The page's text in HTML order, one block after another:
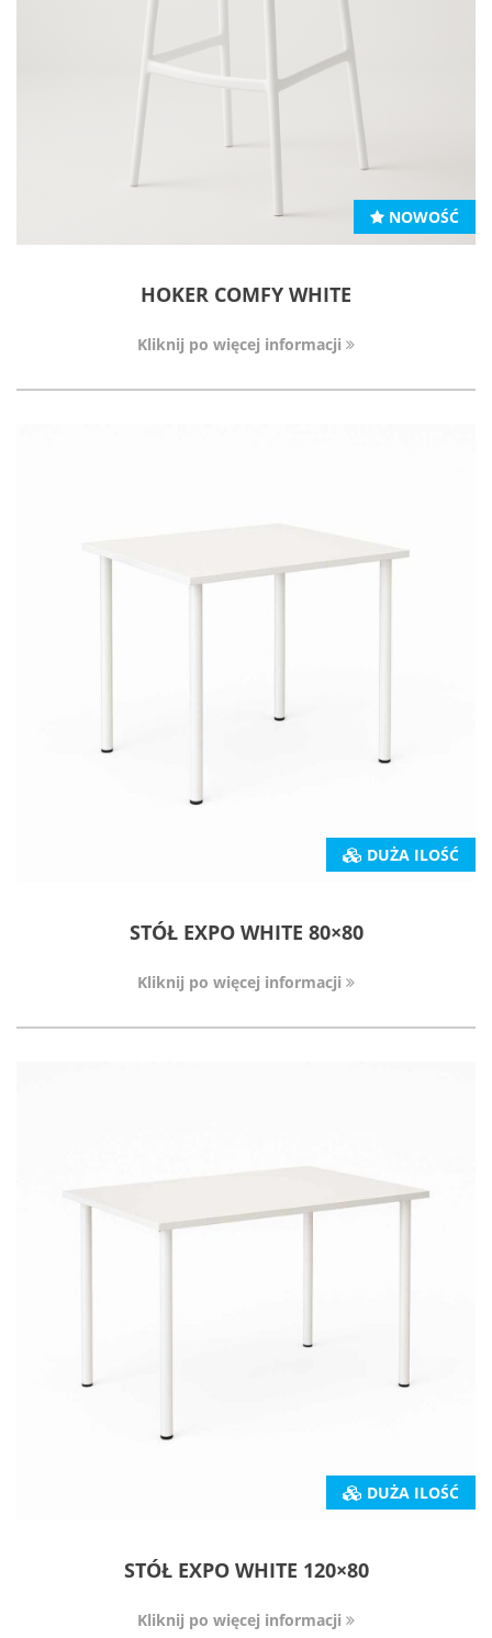
NOWOŚĆ
HOKER COMFY WHITE
Kliknij po więcej informacji
DUŻA ILOŚĆ
STÓŁ EXPO WHITE 80×80
Kliknij po więcej informacji
DUŻA ILOŚĆ
STÓŁ EXPO WHITE 120×80
Kliknij po więcej informacji